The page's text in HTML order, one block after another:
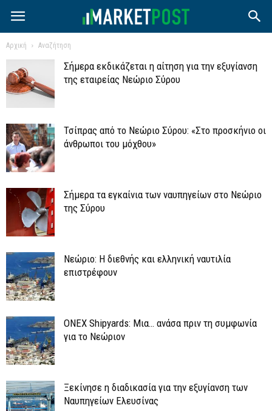
Αρχική Αναζήτηση
Σήμερα εκδικάζεται η αίτηση για την εξυγίανση
της εταιρείας Νεώριο Σύρου
Τσίπρας από το Νεώριο Σύρου: «Στο προσκήνιο οι
άνθρωποι του μόχθου»
Σήμερα τα εγκαίνια των ναυπηγείων στο Νεώριο
της Σύρου
Νεώριο: Η διεθνής και ελληνική ναυτιλία
επιστρέφουν
ONEX Shipyards: Μια… ανάσα πριν τη συμφωνία
για το Νεώριον
Ξεκίνησε η διαδικασία για την εξυγίανση των
Ναυπηγείων Ελευσίνας